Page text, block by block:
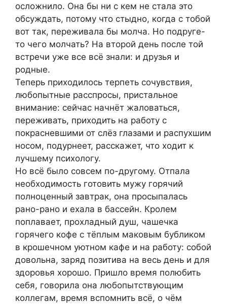
осложнило. Она бы ни с кем не стала это
обсуждать, потому что стыдно, когда с тобой
вот так, переживала бы молча. Но подруге-
то чего молчать? На второй день после той
встречи уже все всё знали: и друзья и
родные.
Теперь приходилось терпеть сочувствия,
любопытные расспросы, пристальное
внимание: сейчас начнёт жаловаться,
переживать, приходить на работу с
покрасневшими от слёз глазами и распухшим
носом, подурнеет, расскажет, что ходит к
лучшему психологу.
Но всё было совсем по-другому. Отпала
необходимость готовить мужу горячий
полноценный завтрак, она просыпалась
рано-рано и ехала в бассейн. Кролем
поплавает, прохладный душ, чашечка
горячего кофе с тёплым маковым бубликом
в крошечном уютном кафе и на работу: собой
довольна, заряд позитива на весь день и для
здоровья хорошо. Пришло время полюбить
себя, говорила она любопытствующим
коллегам, время вспомнить всё, о чём